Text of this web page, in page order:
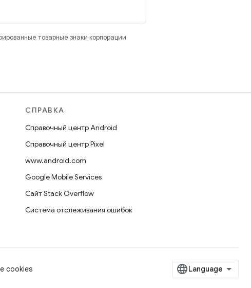
товарные знаки корпорации
СПРАВКА
Справочный центр Android
Справочный центр Pixel
www.android.com
Google Mobile Services
Сайт Stack Overflow
Система отслеживания ошибок
cookies